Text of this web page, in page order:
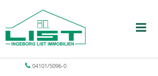
04101/5096-0